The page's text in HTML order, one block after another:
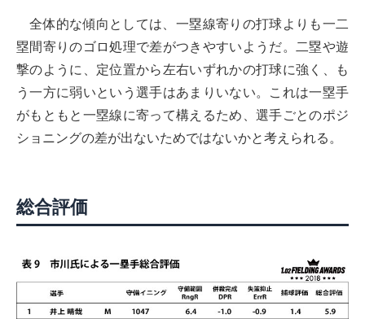
全体的な傾向としては、一塁線寄りの打球よりも一二
塁間寄りのゴロ処理で差がつきやすいようだ。二塁や遊
撃のように、定位置から左右いずれかの打球に強く、も
う一方に弱いという選手はあまりいない。これは一塁手
がもともと一塁線に寄って構えるため、選手ごとのポジ
ショニングの差が出ないためではないかと考えられる。
総合評価